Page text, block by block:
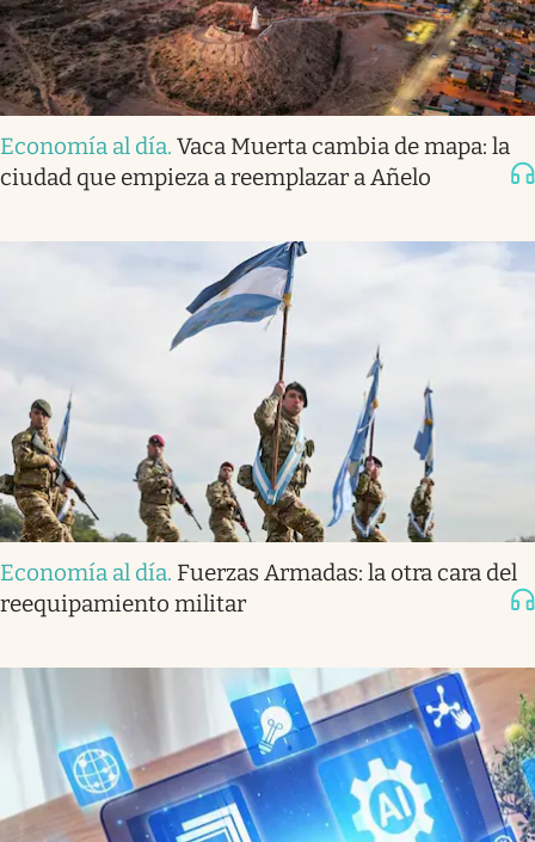
Economía al día. Vaca Muerta cambia de mapa: la
ciudad que empieza a reemplazar a Añelo
Economía al día. Fuerzas Armadas: la otra cara del
reequipamiento militar